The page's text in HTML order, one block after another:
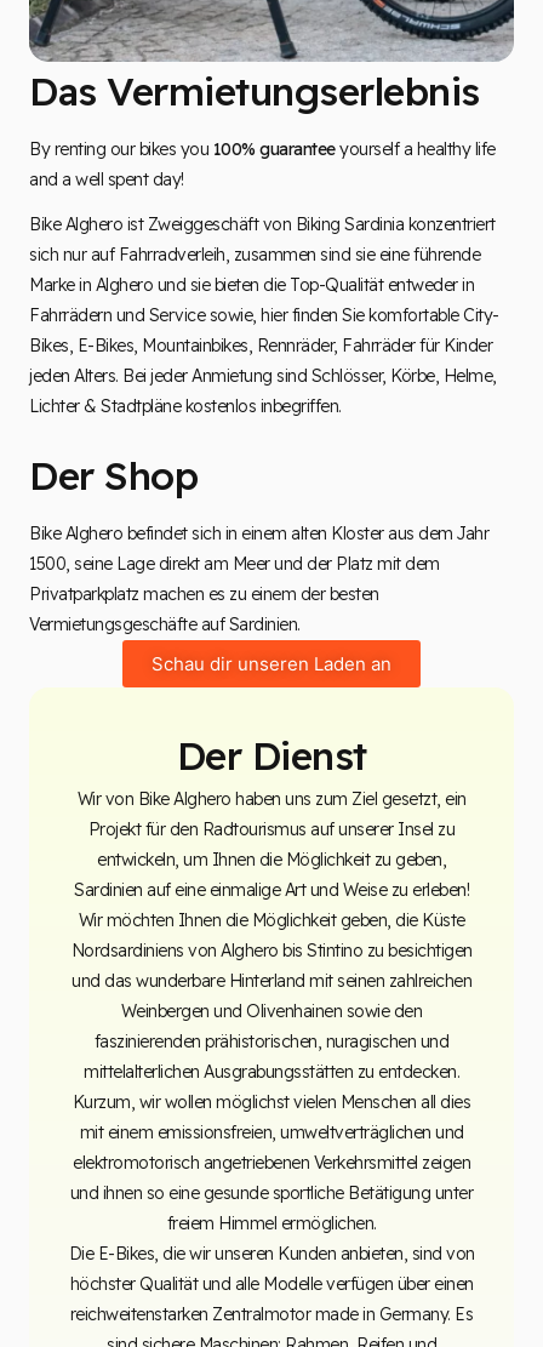
Das Vermietungserlebnis
By renting our bikes you 100% guaranteeyourself a healthy life
and a well spent day!
Bike Alghero ist Zweiggeschäft von Biking Sardinia konzentriert
sich nur auf Fahrradverleih, zusammen sind sie eine führende
Marke in Alghero und sie bieten die Top-Qualität entweder in
Fahrrädern und Service sowie, hier finden Sie komfortable City-
Bikes, E-Bikes, Mountainbikes, Rennräder, Fahrräder für Kinder
jeden Alters. Bei jeder Anmietung sind Schlösser, Körbe, Helme,
Lichter & Stadtpläne kostenlos inbegriffen.
Der Shop
Bike Alghero befindet sich in einem alten Kloster aus dem Jahr
1500, seine Lage direkt am Meer und der Platz mit dem
Privatparkplatz machen es zu einem der besten
Vermietungsgeschäfte auf Sardinien.
Schau dir unseren Laden an
Der Dienst
Wir von Bike Alghero haben uns zum Ziel gesetzt, ein
Projekt für den Radtourismus auf unserer Insel zu
entwickeln, um Ihnen die Möglichkeit zu geben,
Sardinien auf eine einmalige Art und Weise zu erleben!
Wir möchten Ihnen die Möglichkeit geben, die Küste
Nordsardiniens von Alghero bis Stintino zu besichtigen
und das wunderbare Hinterland mit seinen zahlreichen
Weinbergen und Olivenhainen sowie den
faszinierenden prähistorischen, nuragischen und
mittelalterlichen Ausgrabungsstätten zu entdecken.
Kurzum, wir wollen möglichst vielen Menschen all dies
mit einem emissionsfreien, umweltverträglichen und
elektromotorisch angetriebenen Verkehrsmittel zeigen
und ihnen so eine gesunde sportliche Betätigung unter
freiem Himmel ermöglichen.
Die E-Bikes, die wir unseren Kunden anbieten, sind von
höchster Qualität und alle Modelle verfügen über einen
reichweitenstarken Zentralmotor made in Germany. Es